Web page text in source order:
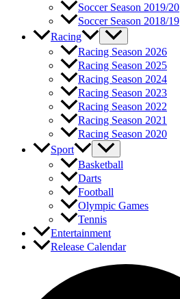
Soccer Season 2019/20
Soccer Season 2018/19
Racing
Racing Season 2026
Racing Season 2025
Racing Season 2024
Racing Season 2023
Racing Season 2022
Racing Season 2021
Racing Season 2020
Sport
Basketball
Darts
Football
Olympic Games
Tennis
Entertainment
Release Calendar